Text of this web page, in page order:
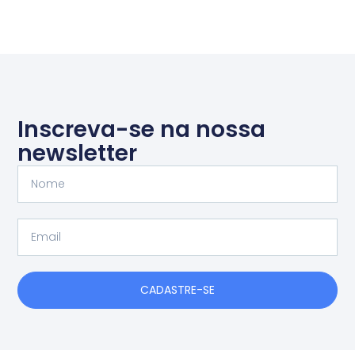
Inscreva-se na nossa
newsletter
CADASTRE-SE